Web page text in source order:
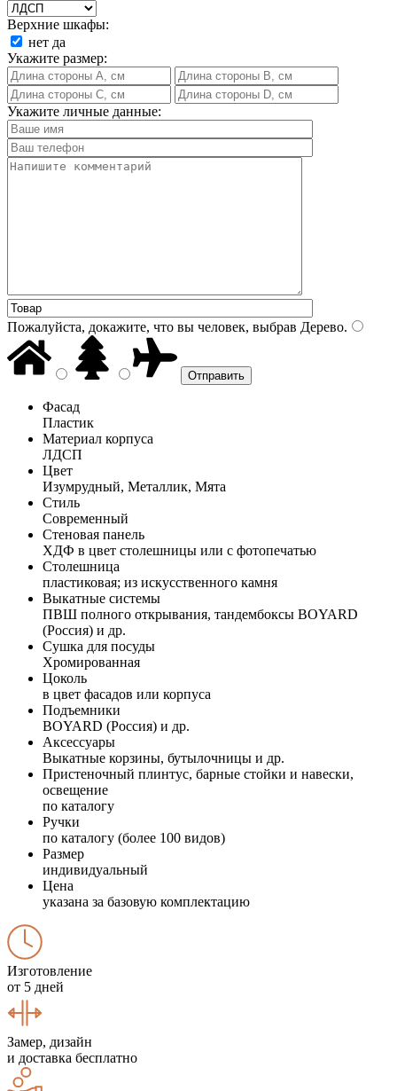
Верхние шкафы:
нет да
Укажите размер:
Укажите личные данные:
Пожалуйста, докажите, что вы человек, выбрав Дерево.
Фасад
Пластик
Материал корпуса
ЛДСП
Цвет
Изумрудный, Металлик, Мята
Стиль
Современный
Стеновая панель
ХДФ в цвет столешницы или с фотопечатью
Столешница
пластиковая; из искусственного камня
Выкатные системы
ПВШ полного открывания, тандембоксы BOYARD
(Россия) и др.
Сушка для посуды
Хромированная
Цоколь
в цвет фасадов или корпуса
Подъемники
BOYARD (Россия) и др.
Аксессуары
Выкатные корзины, бутылочницы и др.
Пристеночный плинтус, барные стойки и навески,
освещение
по каталогу
Ручки
по каталогу (более 100 видов)
Размер
индивидуальный
Цена
указана за базовую комплектацию
Изготовление
от 5 дней
Замер, дизайн
и доставка бесплатно